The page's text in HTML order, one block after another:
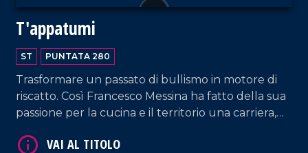
T'appatumi
ST PUNTATA 280
Trasformare un passato di bullismo in motore di
riscatto. Così Francesco Messina ha fatto della sua
passione per la cucina e il territorio una carriera,
dai confini regionali, grazie ai suoi contenuti social
VAI AL TITOLO